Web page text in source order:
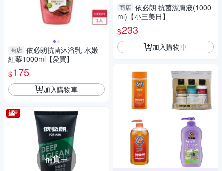
商店 依必朗抗菌沐浴乳-水嫩
紅藜1000ml【愛買】
$175
加入購物車
補貨中
商店 依必朗 抗菌潔膚液(1000
ml)【小三美日】
$233
加入購物車